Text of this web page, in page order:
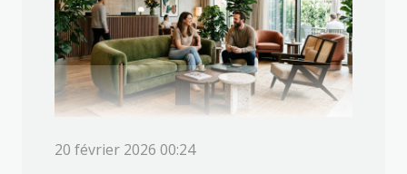
20 février 2026 00:24